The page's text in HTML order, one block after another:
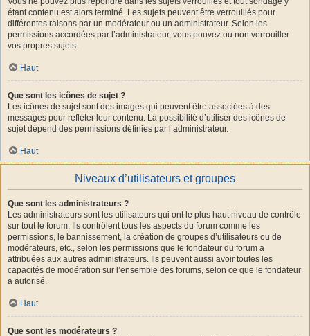
étant contenu est alors terminé. Les sujets peuvent être verrouillés pour
différentes raisons par un modérateur ou un administrateur. Selon les
permissions accordées par l’administrateur, vous pouvez ou non verrouiller
vos propres sujets.
Haut
Que sont les icônes de sujet ?
Les icônes de sujet sont des images qui peuvent être associées à des
messages pour refléter leur contenu. La possibilité d’utiliser des icônes de
sujet dépend des permissions définies par l’administrateur.
Haut
Niveaux d’utilisateurs et groupes
Que sont les administrateurs ?
Les administrateurs sont les utilisateurs qui ont le plus haut niveau de contrôle
sur tout le forum. Ils contrôlent tous les aspects du forum comme les
permissions, le bannissement, la création de groupes d’utilisateurs ou de
modérateurs, etc., selon les permissions que le fondateur du forum a
attribuées aux autres administrateurs. Ils peuvent aussi avoir toutes les
capacités de modération sur l’ensemble des forums, selon ce que le fondateur
a autorisé.
Haut
Que sont les modérateurs ?